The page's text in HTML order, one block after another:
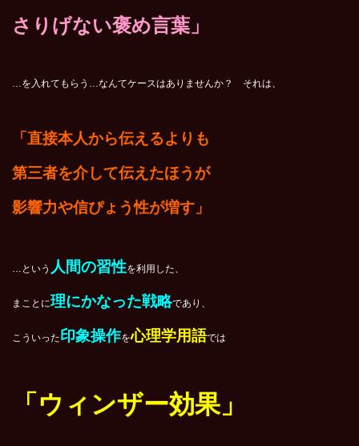
さりげない褒め言葉」
…を入れてもらう…なんてケースはありませんか？ それは、
「直接本人から伝えるよりも
第三者を介して伝えたほうが
影響力や信ぴょう性が増す」
…という 人間の習性を利用した、
まことに理にかなった戦略であり、
こういった印象操作を心理学用語では
「ウィンザー効果」